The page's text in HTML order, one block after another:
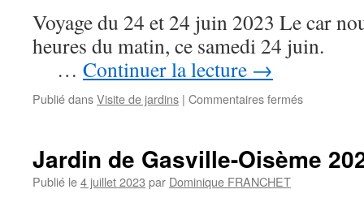
Voyage du 24 et 24 juin 2023 Le car
heures du matin, ce
… Continuer la lecture →
Publié dansVisite de jardins | Commentaires ferméssur
et
Jardin de Gasville-Oisème
Publié le4 juillet 2023 par Dominique FRANCHET